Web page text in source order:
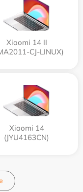
Xiaomi 14 II
CJ-LINUX)
Xiaomi 14
(JYU4163CN)